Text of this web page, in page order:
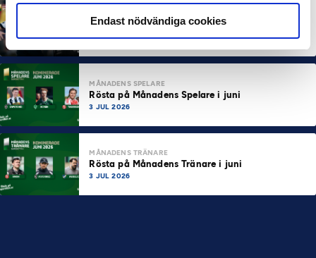
Endast nödvändiga cookies
Dubbla Landskrona-priser när juni summeras
10 JUL 2026
MÅNADENS SPELARE
Rösta på Månadens Spelare i juni
3 JUL 2026
MÅNADENS TRÄNARE
Rösta på Månadens Tränare i juni
3 JUL 2026